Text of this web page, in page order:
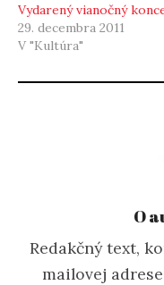
Vydarený vianočný
29. decembra 2011
V "Kultúra"
O
Redakčný text,
mailovej